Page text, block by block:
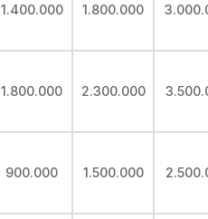
1.400.000 1.800.000
1.800.000 2.300.000
900.000 1.500.000